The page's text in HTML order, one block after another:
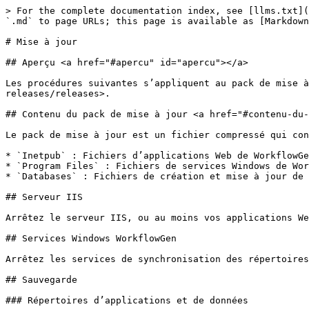
> For the complete documentation index, see [llms.txt](https://docs.workflowgen.com/llms.txt). Markdown versions of documentation pages are available by appending `.md` to page URLs; this page is available as [Markdown](https://docs.workflowgen.com/upgrade-fr/9.4.0/mise-a-jour-workflowgen.md).

# Mise à jour

## Aperçu <a href="#apercu" id="apercu"></a>

Les procédures suivantes s’appliquent au pack de mise à jour WorkflowGen 9.4.0 disponible à l'adresse suivante : <https://github.com/advantys/workflowgen-releases/releases>.

## Contenu du pack de mise à jour <a href="#contenu-du-pack-de-mise-a-jour" id="contenu-du-pack-de-mise-a-jour"></a>

Le pack de mise à jour est un fichier compressé qui contient les répertoires suivants :

* `Inetpub` : Fichiers d’applications Web de WorkflowGen
* `Program Files` : Fichiers de services Windows de WorkflowGen
* `Databases` : Fichiers de création et mise à jour de la base de données WorkflowGen

## Serveur IIS

Arrêtez le serveur IIS, ou au moins vos applications Web WorkflowGen si d’autres sites Web utilisent le même serveur IIS.

## Services Windows WorkflowGen

Arrêtez les services de synchronisation des répertoires et du moteur WorkflowGen dans le module Windows Services Management.

## Sauvegarde

### Répertoires d’applications et de données

Sauvegardez les répertoires suivants :

* `DISQUE:\Inetpub\wwwroot\wfgen`
* `DISQUE:\Program Files\Advantys\WorkflowGen`

Si le chemin de stockage de fichiers n’est pas celui par défaut de `DISQUE:\Inetpub\wwwroot\wfgen\App_Data`, vous devrez sauvegarder le répertoire correspondant.

### Base de données

Faites une sauvegarde standard de la base de données au moyen des outils DBMS.

## Mettre à jour les fichiers des applications Web WorkflowGen <a href="#mettre-a-jour-fichiers-applciations-web-workflowgen" id="mettre-a-jour-fichiers-applciations-web-workflowgen"></a>

### Supprimer les fichiers et dossiers obsolètes des applications Node.js

Vérifiez si ces fichiers et dossiers obsolètes utilisés par les applications basées sur Node.js existent toujours dans votre dossier `\wfgen` et supprimez-les s'ils existent.

1. Supprimez les fichiers et dossiers suivants du dossier `\wfgen\graphql` :
   * `\controllers`
   * `\models`
   * `\node_modules`
   * `\services`
   * `\utils`
   * `config.js`
   * `config.production.js`
   * `server.js` <br>
2. Supprimez les fichiers et dossiers suivants du dossier `\wfgen\hooks` :
   * `\controllers`
   * `\models`
   * `\node_modules`
   * `\services`
   * `\test`
   * `\utils`
   * `config.js`
   * `config.production.js`
   * `server.js`
   * `upload.js` <br>
3. Supprimez les fichiers et dossiers suivants du dossier `\wfgen\auth` :
   * `\controllers`
   * `\models`
   * `\node_modules`
   * `\static`
   * `\utils`
   * `config.js`
   * `config.production.js`
   * `server.js` <br>
4. Supprimez les fichiers et dossiers suivants du dossier `\wfgen\scim` :
   * `\controllers`
   * `\models`
   * `\node_modules`
   * `\services`
   * `\utils`
   * `config.js`
   * `config.production.js`
   * `server.js`

### Supprimer les fichiers d'assembly obsolètes

Supprimez les fichiers d'assembly `.dll` obsolètes suivants des dossiers `\wfgen\bin`, `\wfgen\ws\bin` et `\Program Files\Advantys\WorkflowGen\services\bin` :

* `Advantys.Directories`
* `Advantys.Directories.Web.UI.Administration`
*